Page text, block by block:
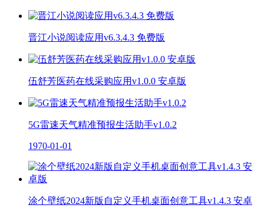
晋江小说阅读应用v6.3.4.3 免费版
伍舒芳医药在线采购应用v1.0.0 安卓版
5G雷速天气精准预报生活助手v1.0.2
1970-01-01
涂个壁纸2024新版自定义手机桌面创意工具v1.4.3 安卓